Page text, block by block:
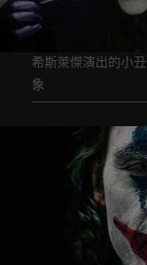
希斯萊傑演出的小
象